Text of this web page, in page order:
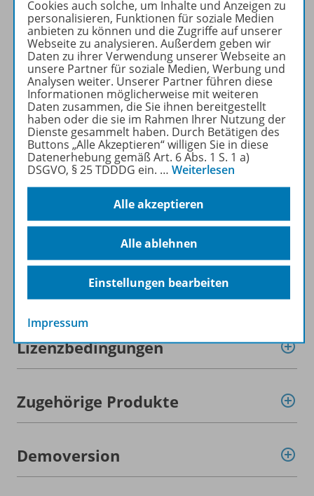
Wir sind weiterhin einziger
Anbieter einer Reihe zu
diesem Ausbildungsberuf –
und Ihr kompetenter Partner
für "E-Commerce" und
"Warenwirtschaft"!
Überzeugen Sie sich selbst!
Mehr erfahren
Produktinformationen
Beschreibung
Lizenzbedingungen
Zugehörige Produkte
Demoversion
Cookies auch solche, um Inhalte und Anzeigen zu
personalisieren, Funktionen für soziale Medien
anbieten zu können und die Zugriffe auf unserer
Webseite zu analysieren. Außerdem geben wir
Daten zu ihrer Verwendung unserer Webseite an
unsere Partner für soziale Medien, Werbung und
Analysen weiter. Unserer Partner führen diese
Informationen möglicherweise mit weiteren
Daten zusammen, die Sie ihnen bereitgestellt
haben oder die sie im Rahmen Ihrer Nutzung der
Dienste gesammelt haben. Durch Betätigen des
Buttons „Alle Akzeptieren“ willigen Sie in diese
Datenerhebung gemäß Art. 6 Abs. 1 S. 1 a)
DSGVO, § 25 TDDDG ein. … Weiterlesen
Alle akzeptieren
Alle ablehnen
Einstellungen bearbeiten
Impressum